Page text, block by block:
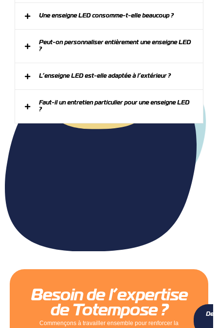
Une enseigne LED consomme-t-elle beaucoup ?
Peut-on personnaliser entièrement une enseigne LED
?
L’enseigne LED est-elle adaptée à l’extérieur ?
Faut-il un entretien particulier pour une enseigne LED
?
Besoin de l’expertise
de Totempose ?
Commençons à travailler ensemble pour renforcer la